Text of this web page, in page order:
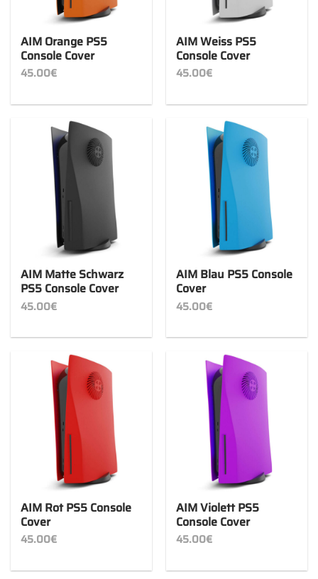
AIM Orange PS5
Console Cover
45.00€
AIM Weiss PS5
Console Cover
45.00€
AIM Matte Schwarz
PS5 Console Cover
45.00€
AIM Blau PS5 Console
Cover
45.00€
AIM Rot PS5 Console
Cover
45.00€
AIM Violett PS5
Console Cover
45.00€